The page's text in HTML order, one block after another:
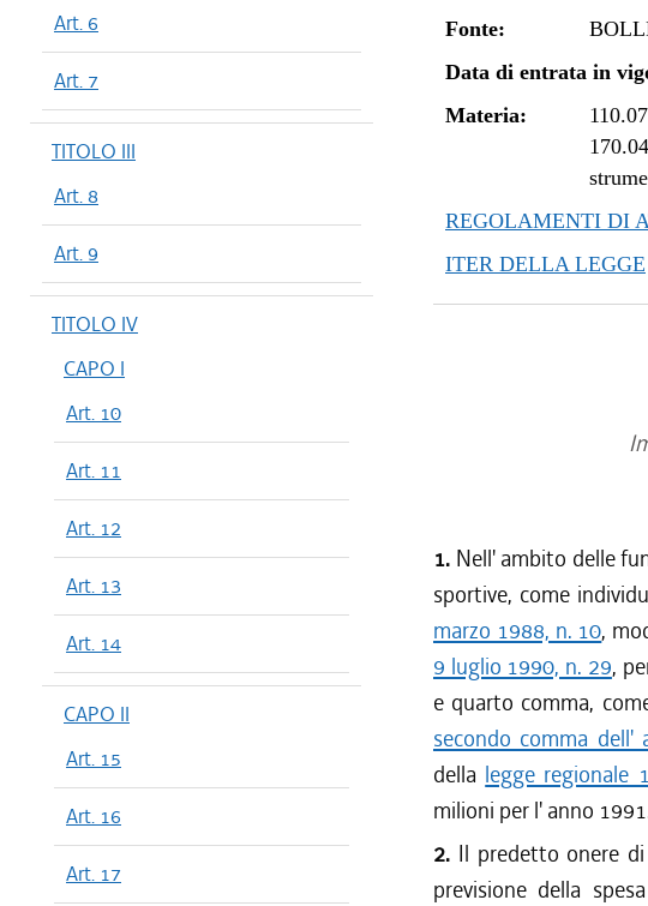
Art. 6
Art. 7
TITOLO III
Art. 8
Art. 9
TITOLO IV
CAPO I
Art. 10
Art. 11
Art. 12
Art. 13
Art. 14
CAPO II
Art. 15
Art. 16
Art. 17
Fonte:
Data di entrata in
Materia:
110.07
170.04
REGOLAMENTI DI
ITER DELLA LEGGE
1. Nell' ambito delle
sportive, come
marzo 1988, n. 10,
9 luglio 1990, n. 29,
e quarto comma,
secondo comma
della legge regionale
milioni per l' anno
2. Il predetto onere
previsione della